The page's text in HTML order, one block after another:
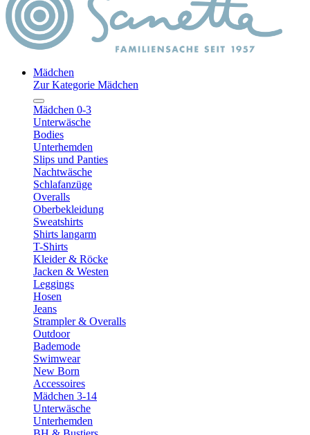
Mädchen
Zur Kategorie Mädchen
Mädchen 0-3
Unterwäsche
Bodies
Unterhemden
Slips und Panties
Nachtwäsche
Schlafanzüge
Overalls
Oberbekleidung
Sweatshirts
Shirts langarm
T-Shirts
Kleider & Röcke
Jacken & Westen
Leggings
Hosen
Jeans
Strampler & Overalls
Outdoor
Bademode
Swimwear
New Born
Accessoires
Mädchen 3-14
Unterwäsche
Unterhemden